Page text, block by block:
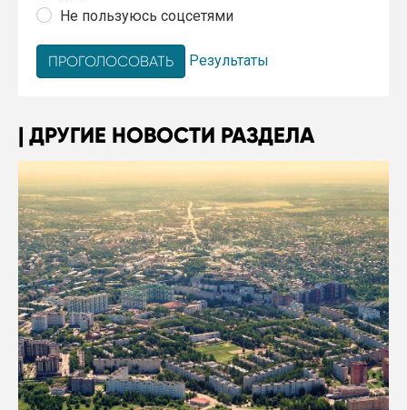
Не пользуюсь соцсетями
Результаты
ДРУГИЕ НОВОСТИ РАЗДЕЛА